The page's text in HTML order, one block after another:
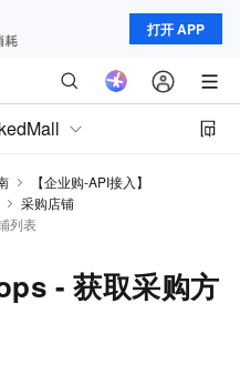
打开 APP
【企业购-API接入】
采购店铺
列表
- 获取采购方